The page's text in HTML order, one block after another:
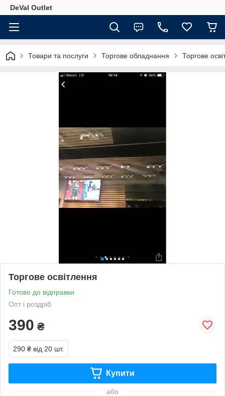
DeVal Outlet
Товари та послуги Торгове обладнання Торгове
Торгове освітлення
Готово до відправки
Опт і роздріб
390 ₴
290 ₴ від 20 шт.
Купити
або